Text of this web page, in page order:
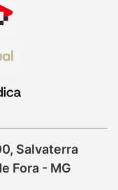
Salvaterra
Fora - MG